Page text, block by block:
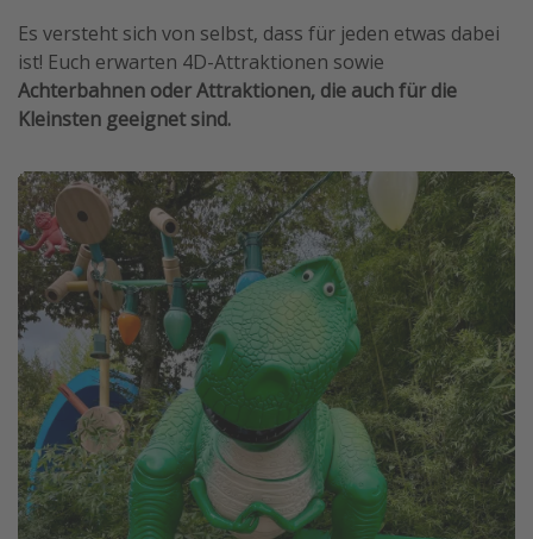
Es versteht sich von selbst, dass für jeden etwas dabei
ist! Euch erwarten 4D-Attraktionen sowie
Achterbahnen oder Attraktionen, die auch für die
Kleinsten geeignet sind.